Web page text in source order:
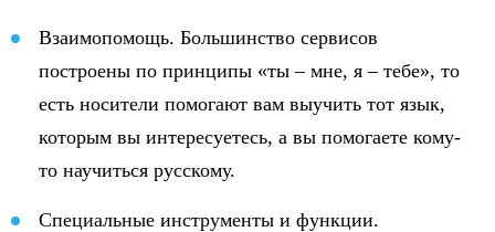
Взаимопомощь. Большинство сервисов
построены по принципы «ты – мне, я – тебе», то
есть носители помогают вам выучить тот язык,
которым вы интересуетесь, а вы помогаете кому-
то научиться русскому.
Специальные инструменты и функции.